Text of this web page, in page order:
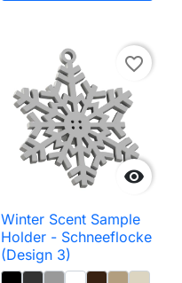

favorite_border
Winter Scent Sample
Holder - Schneeflocke
(Design 3)